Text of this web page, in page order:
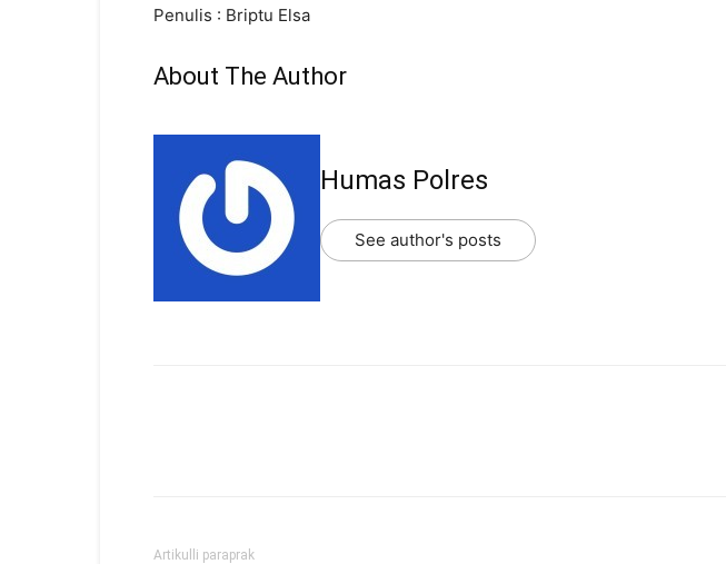
Penulis : Briptu Elsa
About The Author
Humas Polres
See author's posts
Artikulli paraprak